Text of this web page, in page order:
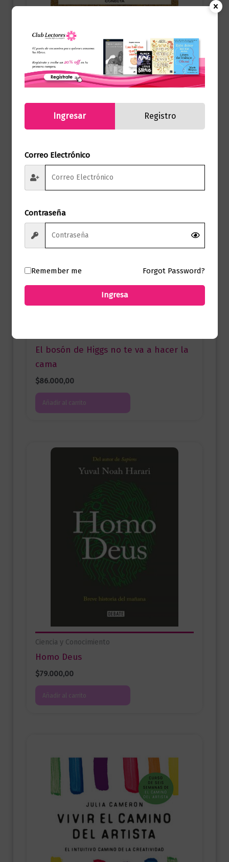
Ser justo en un mundo injusto (las 4
virtudes estoicas 3)
$65.000,00
El bosón de Higgs no te va a hacer la
cama
$86.000,00
Añadir al carrito
Ciencia y Conocimiento
Homo Deus
$79.000,00
Añadir al carrito
Ingresar Registro
Correo Electrónico
Contraseña
Remember me Forgot Password?
Ingresa